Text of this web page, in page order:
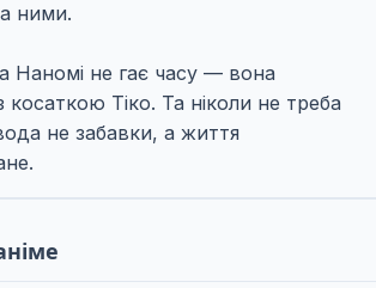
ними.
Наномі не гає часу — вона
Тіко. Та ніколи не треба
не забавки, а життя